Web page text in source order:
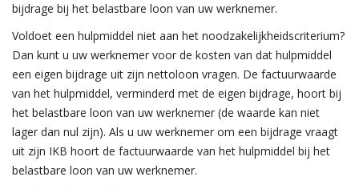
bijdrage bij het belastbare loon van uw werknemer.
Voldoet een hulpmiddel niet aan het noodzakelijkheidscriterium?
Dan kunt u uw werknemer voor de kosten van dat hulpmiddel
een eigen bijdrage uit zijn nettoloon vragen. De factuurwaarde
van het hulpmiddel, verminderd met de eigen bijdrage, hoort bij
het belastbare loon van uw werknemer (de waarde kan niet
lager dan nul zijn). Als u uw werknemer om een bijdrage vraagt
uit zijn IKB hoort de factuurwaarde van het hulpmiddel bij het
belastbare loon van uw werknemer.